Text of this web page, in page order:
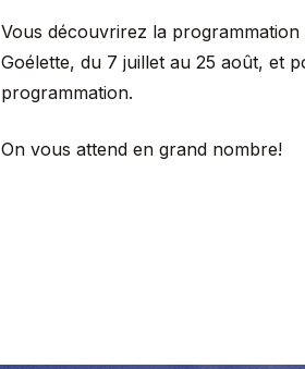
Vous découvrirez la programmation
Goélette, du 7 juillet au 25 août, et
programmation.
On vous attend en grand nombre!